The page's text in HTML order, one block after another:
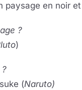
paysage en noir
?
)
(Naruto)